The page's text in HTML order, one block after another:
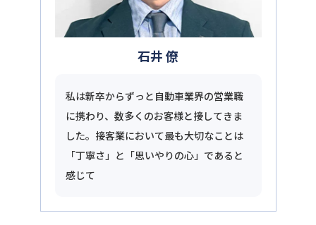
石井 僚
私は新卒からずっと自動車業界の営業職
に携わり、数多くのお客様と接してきま
した。接客業において最も大切なことは
「丁寧さ」と「思いやりの心」であると
感じて